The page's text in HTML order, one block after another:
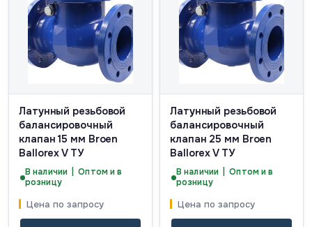
Латунный резьбовой
балансировочный
клапан 15 мм Broen
Ballorex V ТУ
В наличии | Оптом и в
розницу
Цена по запросу
Латунный резьбовой
балансировочный
клапан 25 мм Broen
Ballorex V ТУ
В наличии | Оптом и в
розницу
Цена по запросу